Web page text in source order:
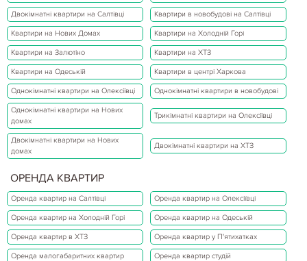
Двокімнатні квартири на Салтівці Квартири в новобудові на Салтівці
Квартири на Нових Домах Квартири на Холодній Горі
Квартири на Залютіно Квартири на ХТЗ
Квартири на Одеській Квартири в центрі Харкова
Однокімнатні квартири на Олексіївці Однокімнатні квартири в новобудові
Однокімнатні квартири на Нових
домах
Трикімнатні квартири на Олексіївці
Двокімнатні квартири на Нових
домах
Двокімнатні квартири на ХТЗ
ОРЕНДА КВАРТИР
Оренда квартир на Салтівці Оренда квартир на Олексіївці
Оренда квартир на Холодній Горі Оренда квартир на Одеській
Оренда квартир в ХТЗ Оренда квартир у П'ятихатках
Оренда малогабаритних квартир Оренда квартир студій